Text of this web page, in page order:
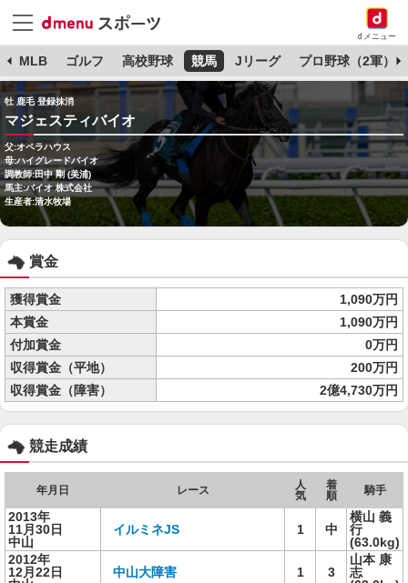
dメニュー
MLB ゴルフ 高校野球 競馬 Jリーグ プロ野球（2軍）
牡 鹿毛 登録抹消
マジェスティバイオ
父:オペラハウス
母:ハイグレードバイオ
調教師:田中 剛 (美浦)
馬主:バイオ 株式会社
生産者:清水牧場
賞金
獲得賞金
1,090万円
本賞金
1,090万円
付加賞金
0万円
収得賞金（平地）
200万円
収得賞金（障害）
2億4,730万円
競走成績
年月日 レース
人
気
着
順
騎手
2013年
11月30日
中山
イルミネJS 1 中
横山 義
行
(63.0kg)
2012年
12月22日
中山大障害 1 3
山本 康
志